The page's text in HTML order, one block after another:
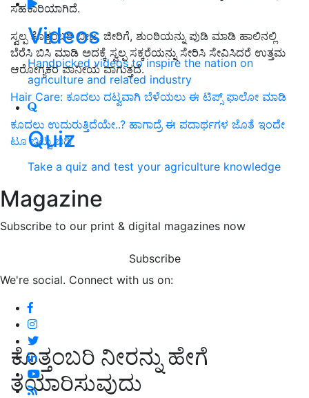
Videos
Handpicked videos to inspire the nation on
agriculture and related industry
Quiz
Take a quiz and test your agriculture knowledge
Magazine
Subscribe to our print & digital magazines now
Subscribe
We're social. Connect with us on:
ಸಹಕಾರಿಯಾಗಿದೆ.
ಸ್ವಲ್ಪ ಕೊತ್ತಂಬರಿ ಬೀಜ, ಜೀರಿಗೆ, ಶುಂಠಿಯನ್ನು ಪುಡಿ ಮಾಡಿ ಹಾಲಿನಲ್ಲಿ
ಬೆರೆಸಿ ಬಿಸಿ ಮಾಡಿ ಅದಕ್ಕೆ ಸ್ವಲ್ಪ ಸಕ್ಕರೆಯನ್ನು ಸೇರಿಸಿ ಸೇವಿಸಿದರೆ ಉತ್ತಮ
ಆರೋಗ್ಯಕರ ಪಾನೀಯ ವಾಗುತ್ತದೆ.
Hair Care: ಕೂದಲು ದಟ್ವವಾಗಿ ಬೆಳೆಯಲು ಈ ಟಿಪ್ಸ್‌ ಫಾಲೋ ಮಾಡಿ
ಕೂದಲು ಉದುರುತ್ತಿದೆಯೇ..? ಹಾಗಾದ್ರೆ ಈ ಪದಾರ್ಥಗಳ ಜೊತೆ ಇಂದೇ
ಟೂ ಬಿಟ್ಟು ಬಿಡಿ
ಕೊತ್ತಂಬರಿ ನೀರನ್ನು ಹೇಗೆ
ತಯಾರಿಸುವುದು